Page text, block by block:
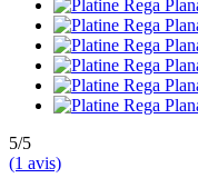
5/5
(1 avis)